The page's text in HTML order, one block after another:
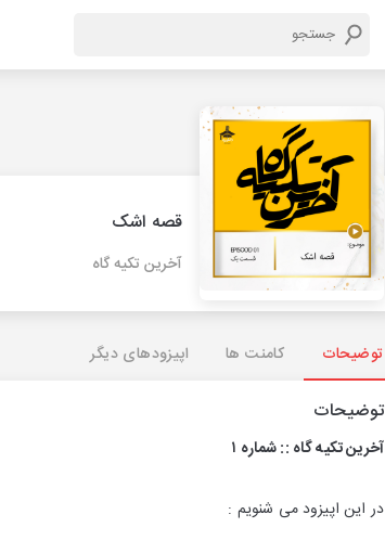
قصه اشک
آخرین تکیه گاه
توضیحات کامنت ها اپیزودهای دیگر
توضیحات
آخرین تکیه گاه :: شماره ۱
در این اپیزود می شنویم :